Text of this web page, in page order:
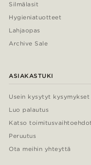
Silmälasit
Hygieniatuotteet
Lahjaopas
Archive Sale
ASIAKASTUKI
Usein kysytyt kysymykset
Luo palautus
Katso toimitusvaihtoehdot
Peruutus
Ota meihin yhteyttä